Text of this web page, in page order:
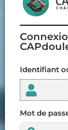
Identifiant
Mot de